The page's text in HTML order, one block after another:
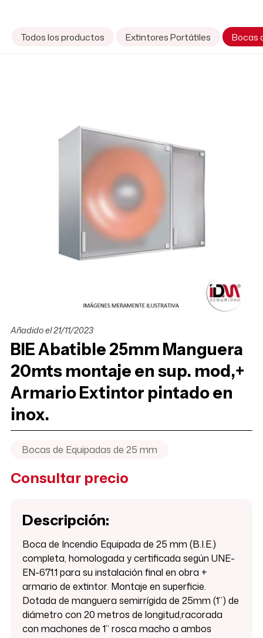
Todos los productos Extintores Portátiles Bocas
BIE Abatible 25mm Manguera
20mts montaje en sup. mod,+
Armario Extintor pintado en
inox.
Bocas de Equipadas de 25 mm
Añadido el 21/11/2023
Consultar precio
Descripción:
Boca de Incendio Equipada de 25 mm (B.I.E.)
completa, homologada y certificada según UNE-
EN-671.1 para su instalación final en obra +
armario de extintor. Montaje en superficie.
Dotada de manguera semirrígida de 25mm (1”) de
diámetro con 20 metros de longitud,racorada
con machones de 1” rosca macho a ambos